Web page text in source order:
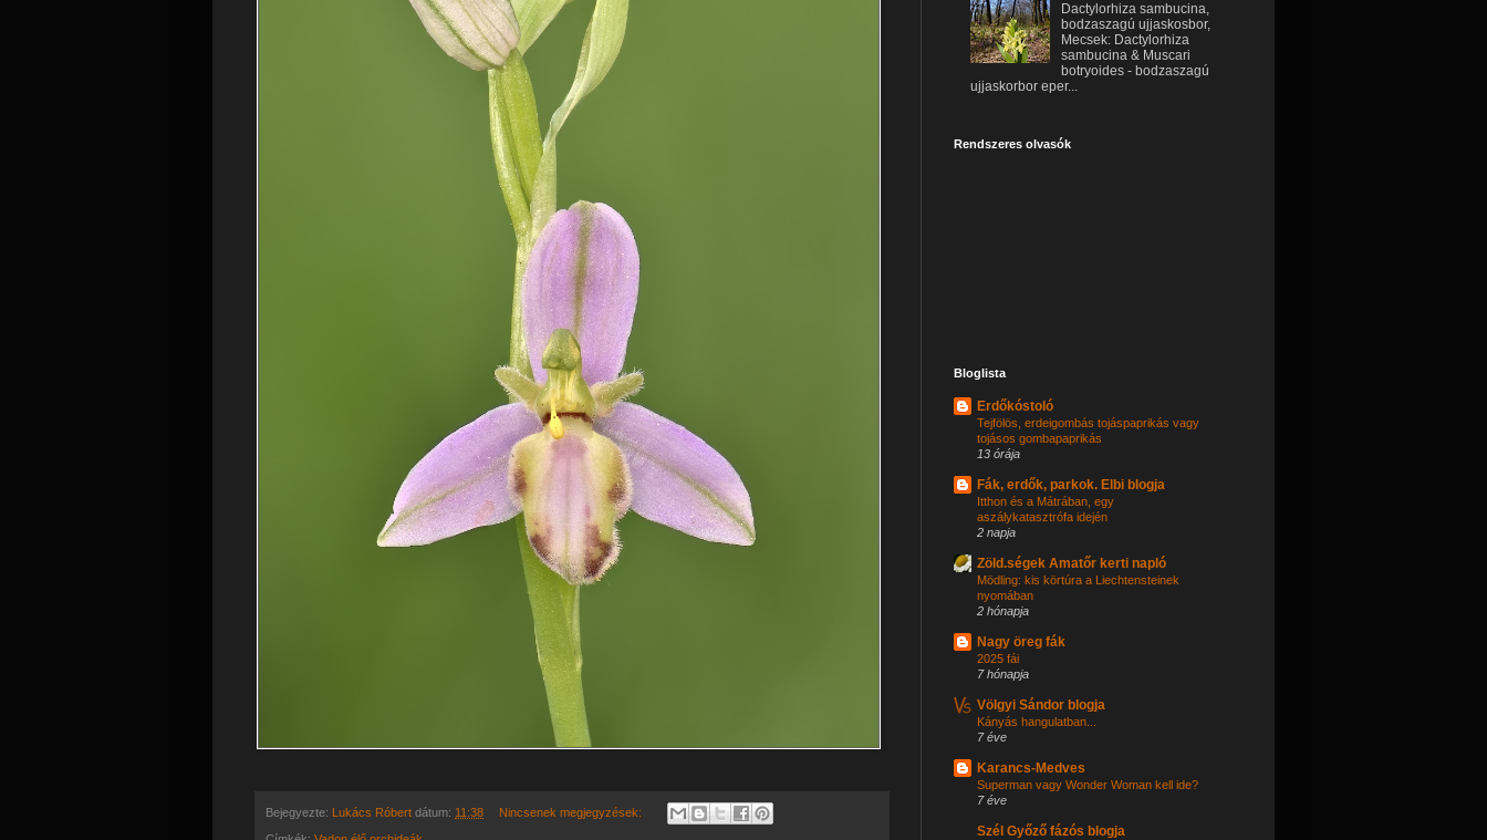
Bejegyezte: Lukács Róbert dátum: 11:38 Nincsenek megjegyzések:
Dactylorhiza sambucina,
bodzaszagú ujjaskosbor,
Mecsek: Dactylorhiza
sambucina & Muscari
botryoides - bodzaszagú
ujjaskorbor eper...
Rendszeres olvasók
Bloglista
Erdőkóstoló
Tejfölös, erdeigombás tojáspaprikás vagy
tojásos gombapaprikás
13 órája
Fák, erdők, parkok. Elbi blogja
Itthon és a Mátrában, egy
aszálykatasztrófa idején
2 napja
Zöld.ségek Amatőr kerti napló
Mödling: kis körtúra a Liechtensteinek
nyomában
2 hónapja
Nagy öreg fák
2025 fái
7 hónapja
Völgyi Sándor blogja
Kányás hangulatban...
7 éve
Karancs-Medves
Superman vagy Wonder Woman kell ide?
7 éve
Szél Győző fázós blogja